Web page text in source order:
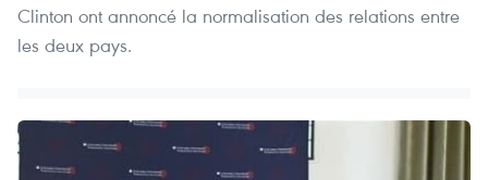
Clinton ont annoncé la normalisation des relations entre
les deux pays.